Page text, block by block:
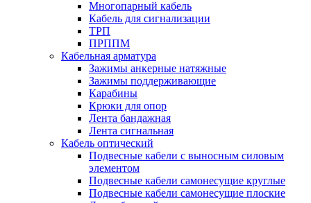
Многопарный кабель
Кабель для сигнализации
ТРП
ПРППМ
Кабельная арматура
Зажимы анкерные натяжные
Зажимы поддерживающие
Карабины
Крюки для опор
Лента бандажная
Лента сигнальная
Кабель оптический
Подвесные кабели с выносным силовым
элементом
Подвесные кабели самонесущие круглые
Подвесные кабели самонесущие плоские